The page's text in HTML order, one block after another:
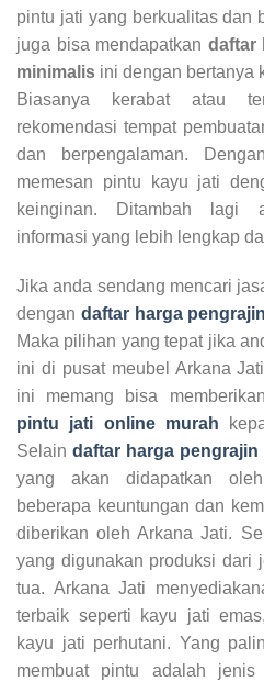
pintu jati yang berkualitas dan
juga bisa mendapatkan daftar
minimalis ini dengan bertanya
Biasanya kerabat atau
rekomendasi tempat
dan berpengalaman.
memesan pintu kayu jati
keinginan. Ditambah lagi
informasi yang lebih lengkap
Jika anda sendang mencari
dengan daftar harga
Maka pilihan yang tepat jika
ini di pusat meubel Arkana
ini memang bisa
pintu jati online murah
Selain daftar harga
yang akan didapatkan
beberapa keuntungan dan
diberikan oleh Arkana Jati.
yang digunakan produksi dari
tua. Arkana Jati
terbaik seperti kayu jati
kayu jati perhutani. Yang
membuat pintu adalah